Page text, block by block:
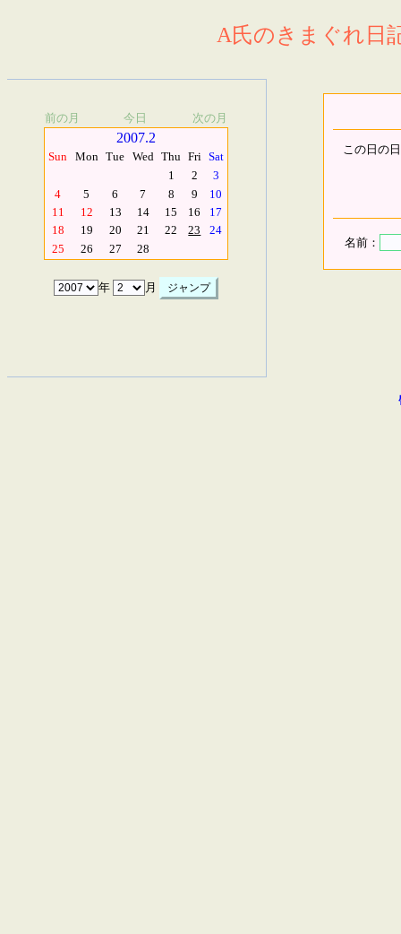
A氏のきまぐれ日
前の月 今日 次の月
2007.2
Sun Mon Tue Wed Thu Fri Sat
1
2
3
4
5 6 7 8 9
10
11
12 13 14 15 16
17
18
19 20 21 22 23
24
25
26 27 28
年 月
この日の
名前：